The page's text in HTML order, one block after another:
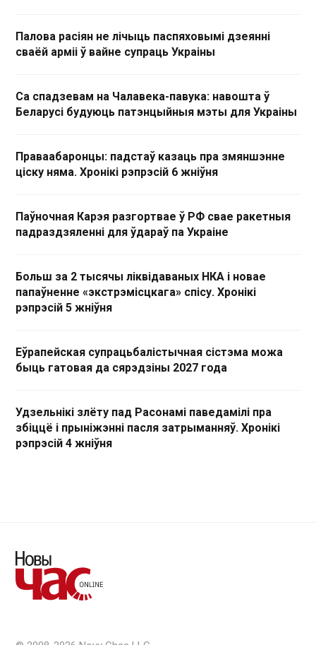
Палова расіян не лічыць паспяховымі дзеянні
сваёй арміі ў вайне супраць Украіны
Са спадзевам на Чалавека-павука: навошта ў
Беларусі будуюць патэнцыйныя мэты для Украіны
Праваабаронцы: падстаў казаць пра змяншэнне
ціску няма. Хронікі рэпрэсій 6 жніўня
Паўночная Карэя разгортвае ў РФ свае ракетныя
падраздзяленні для ўдараў па Украіне
Больш за 2 тысячы ліквідаваных НКА і новае
папаўненне «экстрэмісцкага» спісу. Хронікі
рэпрэсій 5 жніўня
Еўрапейская супрацьбалістычная сістэма можа
быць гатовая да сярэдзіны 2027 года
Удзельнікі злёту пад Расонамі паведамілі пра
збіццё і прыніжэнні пасля затрыманняў. Хронікі
рэпрэсій 4 жніўня